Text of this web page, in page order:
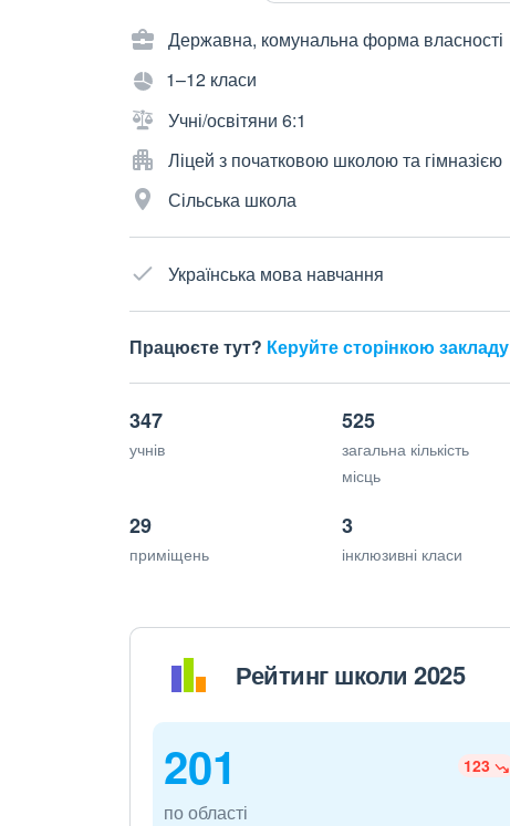
Державна, комунальна форма власності
1–12 класи
Учні/освітяни 6:1
Ліцей з початковою школою та гімназією
Сільська школа
Українська мова навчання
Працюєте тут? Керуйте сторінкою закладу
347
учнів
525
загальна кількість
місць
29
приміщень
3
інклюзивні класи
Рейтинг школи 2025
201 123
по області